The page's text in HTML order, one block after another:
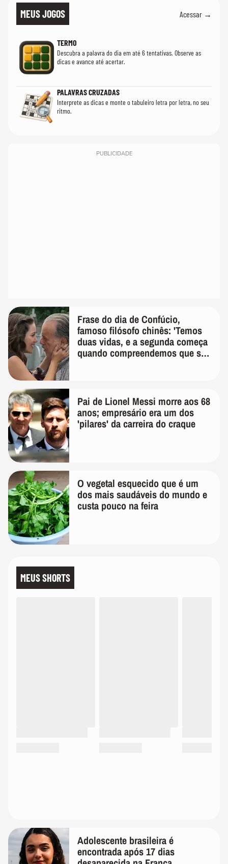
MEUS JOGOS Acessar →
TERMO
Descubra a palavra do dia em até 6 tentativas. Observe as
dicas e avance até acertar.
PALAVRAS CRUZADAS
Interprete as dicas e monte o tabuleiro letra por letra, no seu
ritmo.
PUBLICIDADE
Frase do dia de Confúcio,
famoso filósofo chinês: 'Temos
duas vidas, e a segunda começa
quando compreendemos que só
Pai de Lionel Messi morre aos 68
anos; empresário era um dos
'pilares' da carreira do craque
O vegetal esquecido que é um
dos mais saudáveis do mundo e
custa pouco na feira
MEUS SHORTS
Adolescente brasileira é
encontrada após 17 dias